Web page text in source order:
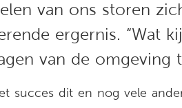
van ons storen
ergernis. “Wat
van de omgeving
succes dit en nog vele